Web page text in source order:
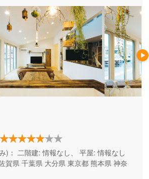
)： 二階建: 情報なし、 平屋: 情報なし
賀県 千葉県 大分県 東京都 熊本県 神奈